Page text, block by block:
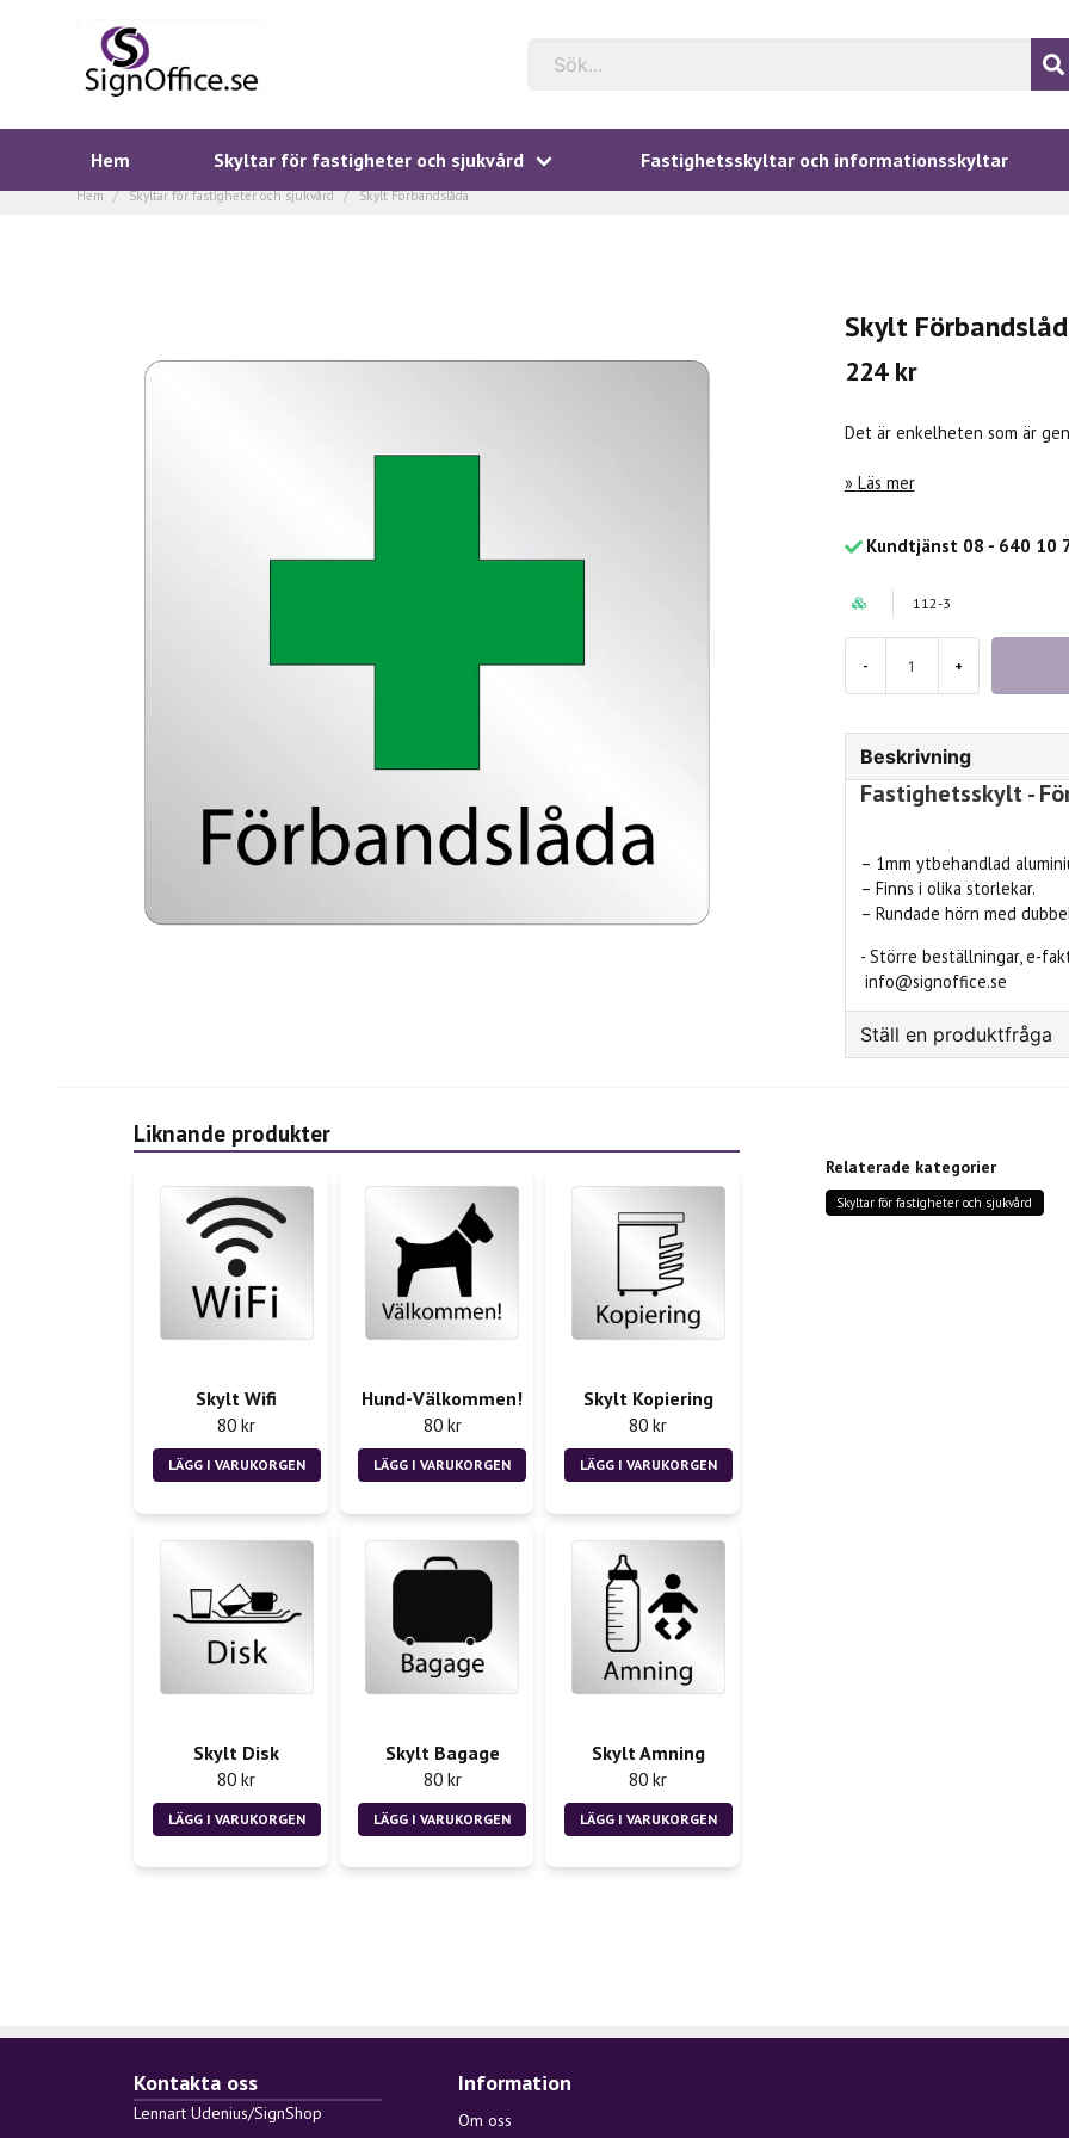
Hem Skyltar för fastigheter och sjukvård Fastighetsskyltar och informationsskyltar
Hem Skyltar för fastigheter och sjukvård Skylt Förbandslåda
Skylt
224 kr
Det är enkelheten som är
Läs mer
Kundtjänst 08 - 640 10
112-3
- +
Beskrivning
Fastighetsskylt -
– 1mm ytbehandlad
– Finns i olika storlekar.
– Rundade hörn med
- Större beställningar, e-
info@signoffice.se
Ställ en produktfråga
name
Liknande produkter
Skylt Wifi
80 kr
LÄGG I VARUKORGEN
Hund-Välkommen!
80 kr
LÄGG I VARUKORGEN
Skylt Kopiering
80 kr
LÄGG I VARUKORGEN
Skylt Disk
80 kr
LÄGG I VARUKORGEN
Skylt Bagage
80 kr
LÄGG I VARUKORGEN
Skylt Amning
80 kr
LÄGG I VARUKORGEN
Relaterade kategorier
Skyltar för fastigheter och sjukvård
Kontakta oss
Lennart Udenius/SignShop
Information
Om oss